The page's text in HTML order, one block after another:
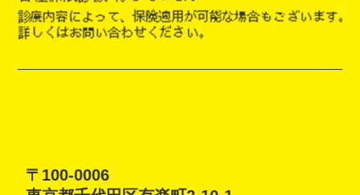
〒100-0006